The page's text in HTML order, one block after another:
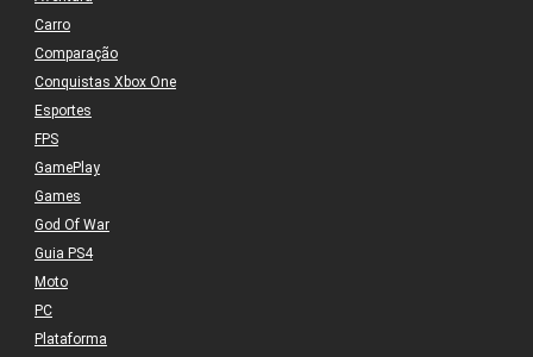
Carro
Comparação
Conquistas Xbox One
Esportes
FPS
GamePlay
Games
God Of War
Guia PS4
Moto
PC
Plataforma